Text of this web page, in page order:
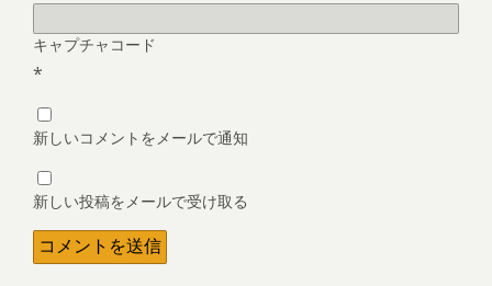
キャプチャコード
*
新しいコメントをメールで通知
新しい投稿をメールで受け取る